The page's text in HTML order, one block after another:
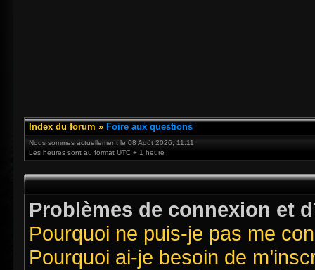
Index du forum » Foire aux questions
Nous sommes actuellement le 08 Août 2026, 11:11
Les heures sont au format UTC + 1 heure
Problèmes de connexion et
Pourquoi ne puis-je pas me
Pourquoi ai-je besoin de